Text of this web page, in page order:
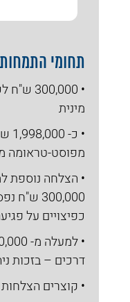
תחומי
•
מינית
•
מפוסט-טראומה
• הצלחה נוספת
300,000
כפיצויים על
דרכים – בזכות
• קוצרים